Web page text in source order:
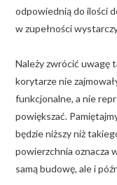
odpowiednią do ilości
w zupełności
Należy zwrócić uwagę
korytarze nie
funkcjonalne, a nie
powiększać.
będzie niższy niż
powierzchnia oznacza
samą budowę, ale i